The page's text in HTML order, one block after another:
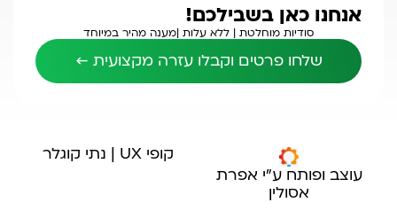
אנחנו כאן בשבילכם!
סודיות מוחלטת | ללא עלות |מענה מהיר במיוחד
שלחו פרטים וקבלו עזרה מקצועית ←
עוצב ופותח ע"י אפרת
אסולין
קופי UX | נתי קוגלר